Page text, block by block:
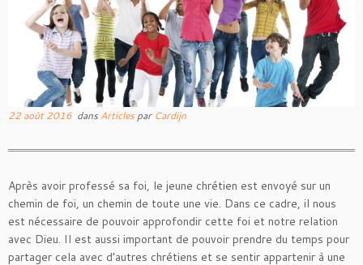
22 août 2016 dans Articles par Cardijn
Après avoir professé sa foi, le jeune chrétien est envoyé sur un
chemin de foi, un chemin de toute une vie. Dans ce cadre, il nous
est nécessaire de pouvoir approfondir cette foi et notre relation
avec Dieu. Il est aussi important de pouvoir prendre du temps pour
partager cela avec d’autres chrétiens et se sentir appartenir à une